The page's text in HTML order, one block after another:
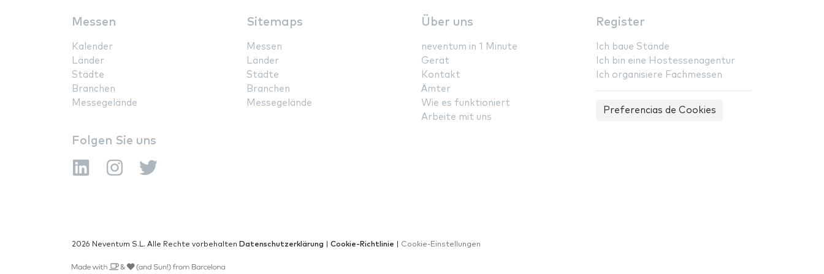
Messen
Kalender
Länder
Städte
Branchen
Messegelände
Sitemaps
Messen
Länder
Städte
Branchen
Messegelände
Über uns
neventum in 1 Minute
Gerät
Kontakt
Ämter
Wie es funktioniert
Arbeite mit uns
Register
Ich baue Stände
Ich bin eine Hostessenagentur
Ich organisiere Fachmessen
Preferencias de Cookies
Folgen Sie uns
2026 Neventum S.L. Alle Rechte vorbehalten Datenschutzerklärung Cookie-Richtlinie Cookie-Einstellungen